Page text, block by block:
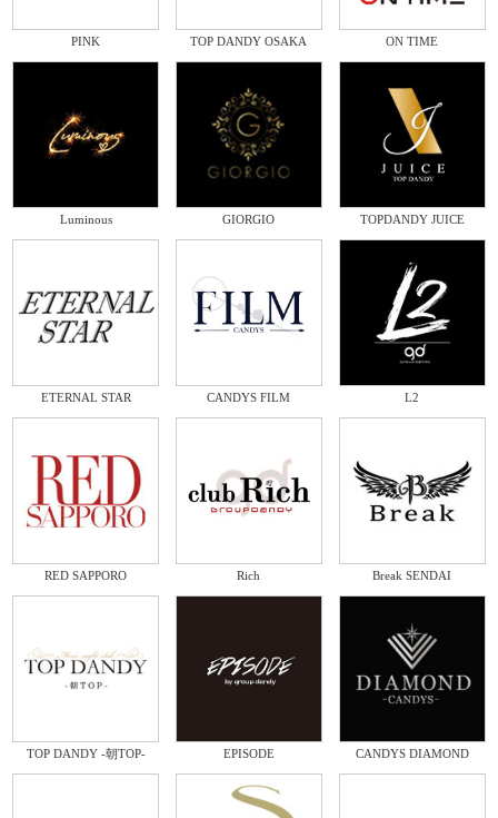
PINK TOP DANDY OSAKA ON TIME
Luminous GIORGIO TOPDANDY JUICE
ETERNAL STAR CANDYS FILM L2
RED SAPPORO Rich Break SENDAI
TOP DANDY -朝TOP- EPISODE CANDYS DIAMOND